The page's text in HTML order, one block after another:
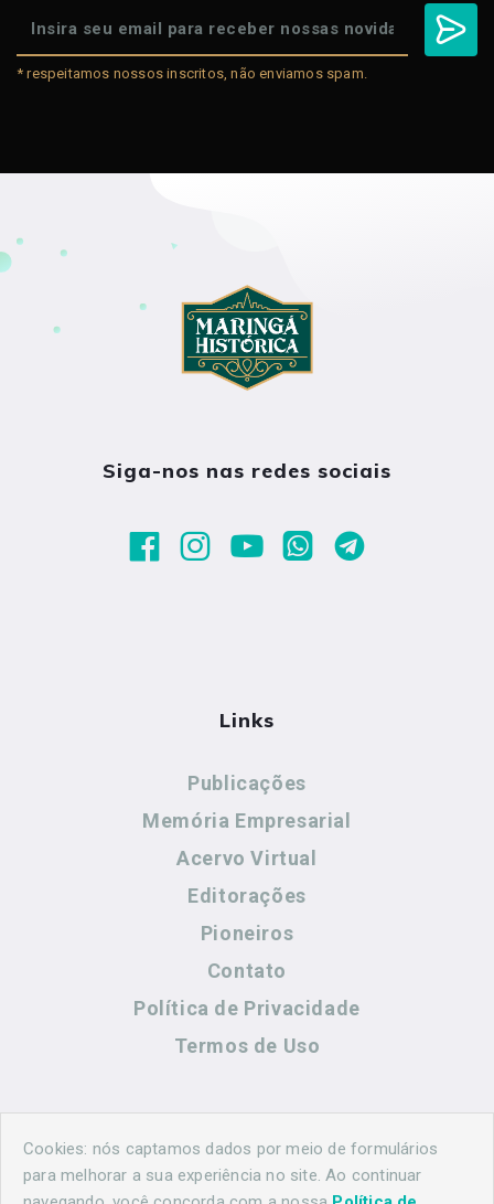
* respeitamos nossos inscritos, não enviamos spam.
Siga-nos nas redes sociais
Links
Publicações
Memória Empresarial
Acervo Virtual
Editorações
Pioneiros
Contato
Política de Privacidade
Termos de Uso
Contato
Cookies: nós captamos dados por meio de formulários
para melhorar a sua experiência no site. Ao continuar